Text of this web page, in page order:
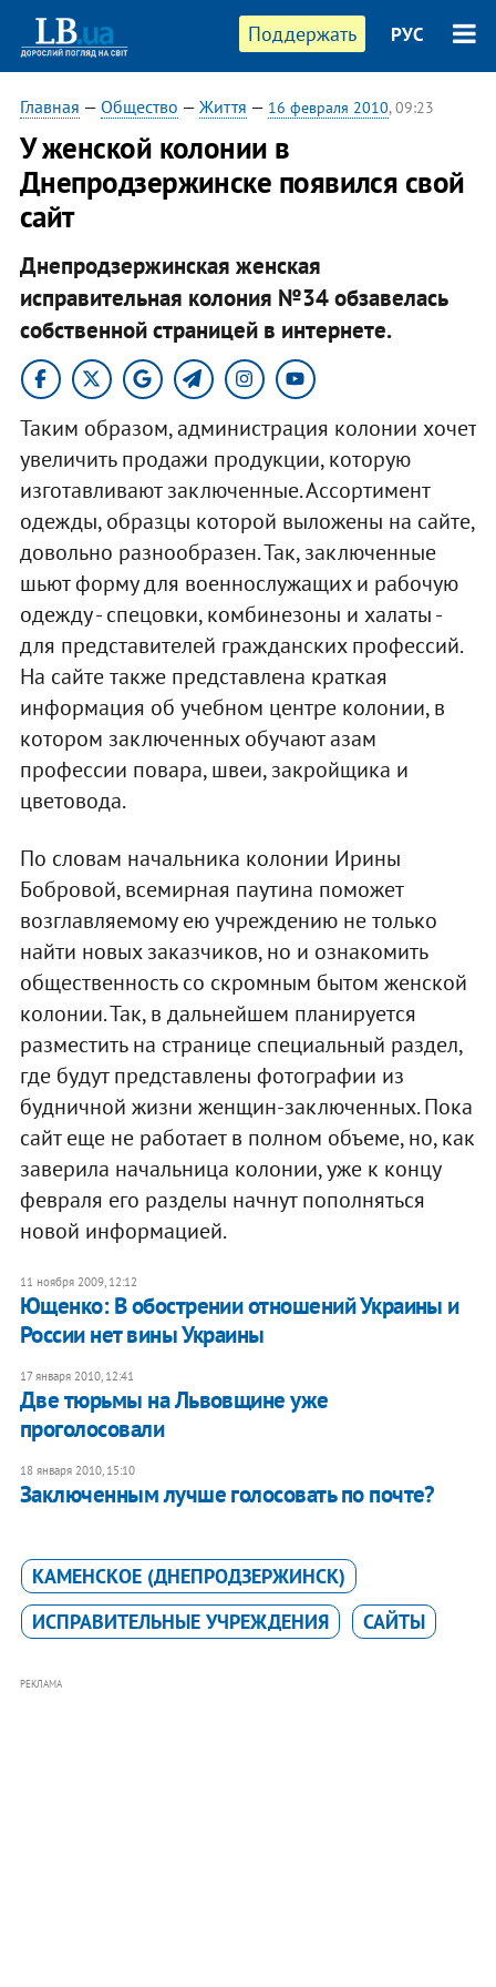
Поддержать РУС
Главная — Общество — Життя — 16 февраля 2010, 09:23
У женской колонии в
Днепродзержинске появился свой
сайт
Днепродзержинская женская
исправительная колония №34 обзавелась
собственной страницей в интернете.
Таким образом, администрация колонии хочет
увеличить продажи продукции, которую
изготавливают заключенные. Ассортимент
одежды, образцы которой выложены на сайте,
довольно разнообразен. Так, заключенные
шьют форму для военнослужащих и рабочую
одежду - спецовки, комбинезоны и халаты -
для представителей гражданских профессий.
На сайте также представлена краткая
информация об учебном центре колонии, в
котором заключенных обучают азам
профессии повара, швеи, закройщика и
цветовода.
По словам начальника колонии Ирины
Бобровой, всемирная паутина поможет
возглавляемому ею учреждению не только
найти новых заказчиков, но и ознакомить
общественность со скромным бытом женской
колонии. Так, в дальнейшем планируется
разместить на странице специальный раздел,
где будут представлены фотографии из
будничной жизни женщин-заключенных. Пока
сайт еще не работает в полном объеме, но, как
заверила начальница колонии, уже к концу
февраля его разделы начнут пополняться
новой информацией.
11 ноября 2009, 12:12
Ющенко: В обострении отношений Украины и
России нет вины Украины
17 января 2010, 12:41
Две тюрьмы на Львовщине уже
проголосовали
18 января 2010, 15:10
Заключенным лучше голосовать по почте?
КАМЕНСКОЕ (ДНЕПРОДЗЕРЖИНСК)
ИСПРАВИТЕЛЬНЫЕ УЧРЕЖДЕНИЯ
САЙТЫ
РЕКЛАМА